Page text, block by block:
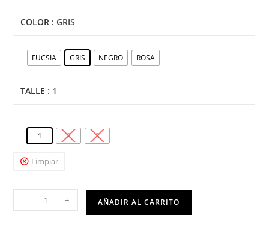
COLOR : GRIS
FUCSIA GRIS NEGRO ROSA
TALLE : 1
1 2 3
Limpiar
- + AÑADIR AL CARRITO